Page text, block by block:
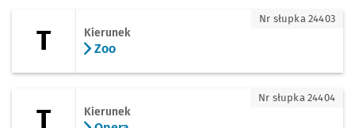
T Kierunek
Zoo
Nr słupka 24403
T Kierunek
Nr słupka 24404